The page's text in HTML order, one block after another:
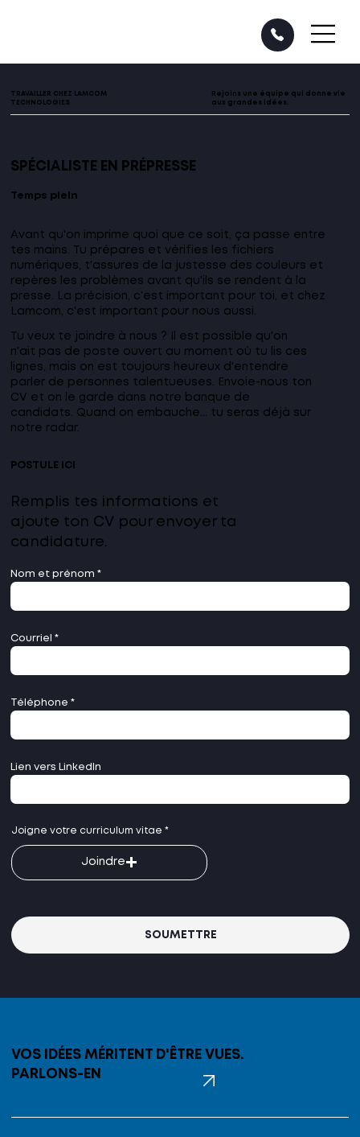
TRAVAILLER CHEZ LAMCOM
TECHNOLOGIES
Rejoins une équipe qui donne vie
aux grandes idées.
SPÉCIALISTE EN PRÉPRESSE
Temps plein
Avant qu'on imprime quoi que ce soit, ça passe entre
tes mains. Tu prépares et vérifies les fichiers
numériques, t'assures de la justesse des couleurs et
repères les problèmes avant qu'ils se rendent à la
presse. La précision, c'est important pour toi, et chez
Lamcom, c'est important pour nous aussi.
Tu veux te joindre à nous ? Il est possible qu'on
n'ait pas de poste ouvert au moment où tu lis ces
lignes, mais on est toujours heureux d'entendre
parler de personnes talentueuses. Envoie-nous ton
CV et on le garde dans notre banque de
candidats. Quand on embauche... tu seras déjà sur
notre radar.
POSTULE ICI
Remplis tes informations et
ajoute ton CV pour envoyer ta
candidature.
Nom et prénom
Courriel
Téléphone
Lien vers LinkedIn
Joigne votre curriculum vitae
Joindre
SOUMETTRE
VOS IDÉES MÉRITENT D'ÊTRE VUES.
PARLONS-EN